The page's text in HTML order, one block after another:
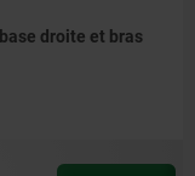
droite et bras